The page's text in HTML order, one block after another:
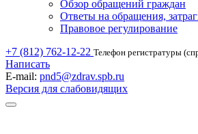
Обзор обращений граждан
Ответы на обращения,
Правовое регулирование
+7 (812) 762-12-22 Телефон регистратуры
Написать
E-mail: pnd5@zdrav.spb.ru
Версия для слабовидящих